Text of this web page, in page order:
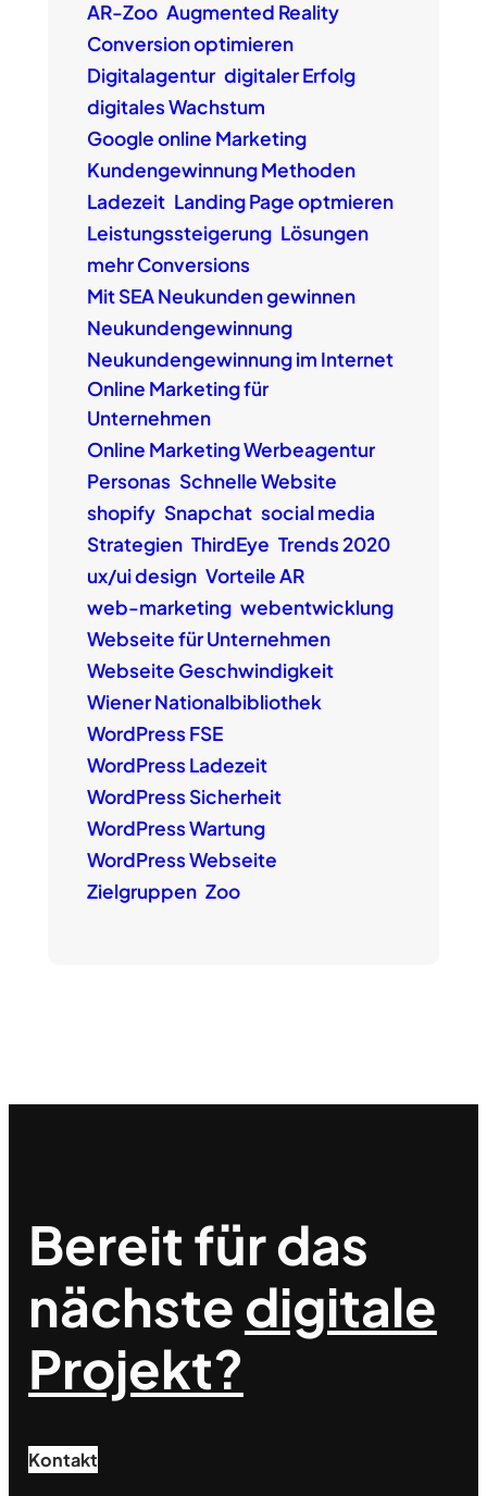
AR-Zoo Augmented Reality
Conversion optimieren
Digitalagentur digitaler Erfolg
digitales Wachstum
Google online Marketing
Kundengewinnung Methoden
Ladezeit Landing Page optmieren
Leistungssteigerung Lösungen
mehr Conversions
Mit SEA Neukunden gewinnen
Neukundengewinnung
Neukundengewinnung im Internet
Online Marketing für
Unternehmen
Online Marketing Werbeagentur
Personas Schnelle Website
shopify Snapchat social media
Strategien ThirdEye Trends 2020
ux/ui design Vorteile AR
web-marketing webentwicklung
Webseite für Unternehmen
Webseite Geschwindigkeit
Wiener Nationalbibliothek
WordPress FSE
WordPress Ladezeit
WordPress Sicherheit
WordPress Wartung
WordPress Webseite
Zielgruppen Zoo
Bereit für das
nächstedigitale
Projekt?
Kontakt